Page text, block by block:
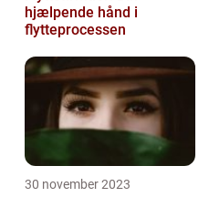
hjælpende hånd i
flytteprocessen
30 november 2023